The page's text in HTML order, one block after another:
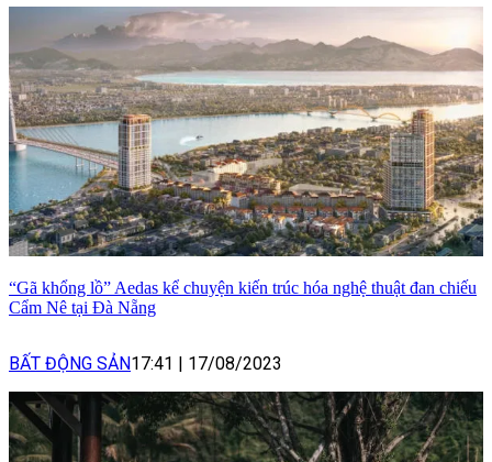
“Gã khổng lồ” Aedas kể chuyện kiến trúc hóa nghệ thuật đan chiếu
Cẩm Nê tại Đà Nẵng
BẤT ĐỘNG SẢN17:41 | 17/08/2023